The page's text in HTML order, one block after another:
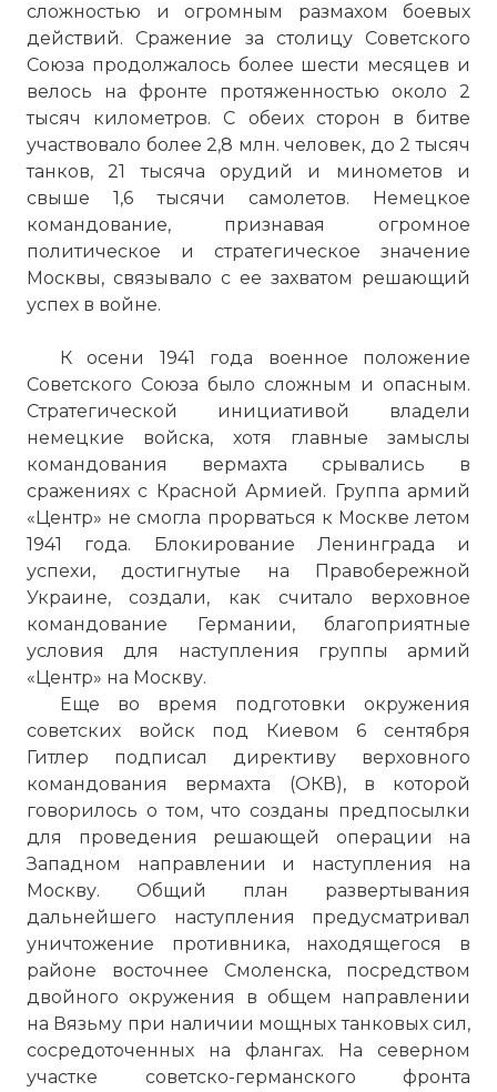
сложностью и огромным размахом боевых
действий. Сражение за столицу Советского
Союза продолжалось более шести месяцев и
велось на фронте протяженностью около 2
тысяч километров. С обеих сторон в битве
участвовало более 2,8 млн. человек, до 2 тысяч
танков, 21 тысяча орудий и минометов и
свыше 1,6 тысячи самолетов. Немецкое
командование, признавая огромное
политическое и стратегическое значение
Москвы, связывало с ее захватом решающий
успех в войне.
К осени 1941 года военное положение
Советского Союза было сложным и опасным.
Стратегической инициативой владели
немецкие войска, хотя главные замыслы
командования вермахта срывались в
сражениях с Красной Армией. Группа армий
«Центр» не смогла прорваться к Москве летом
1941 года. Блокирование Ленинграда и
успехи, достигнутые на Правобережной
Украине, создали, как считало верховное
командование Германии, благоприятные
условия для наступления группы армий
«Центр» на Москву.
Еще во время подготовки окружения
советских войск под Киевом 6 сентября
Гитлер подписал директиву верховного
командования вермахта (ОКВ), в которой
говорилось о том, что созданы предпосылки
для проведения решающей операции на
Западном направлении и наступления на
Москву. Общий план развертывания
дальнейшего наступления предусматривал
уничтожение противника, находящегося в
районе восточнее Смоленска, посредством
двойного окружения в общем направлении
на Вязьму при наличии мощных танковых сил,
сосредоточенных на флангах. На северном
участке советско-германского фронта